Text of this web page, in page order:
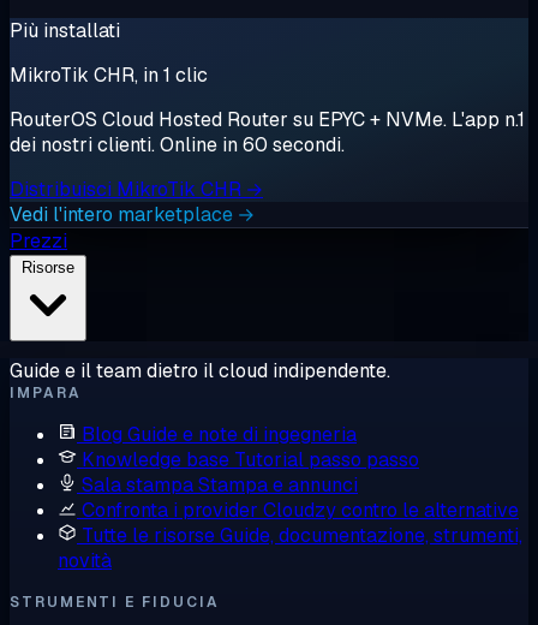
Più installati
MikroTik CHR, in 1 clic
RouterOS Cloud Hosted Router su EPYC + NVMe. L'app n.1
dei nostri clienti. Online in 60 secondi.
Distribuisci MikroTik CHR →
Vedi l'intero marketplace →
Prezzi
Guide e il team dietro il cloud indipendente.
IMPARA
Blog Guide e note di ingegneria
Knowledge base Tutorial passo passo
Sala stampaStampa e annunci
Confronta i provider Cloudzy contro le alternative
Tutte le risorseGuide, documentazione, strumenti,
novità
STRUMENTI E FIDUCIA